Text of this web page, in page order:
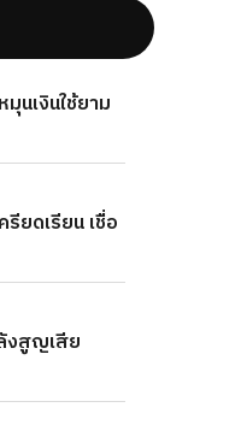
นเงินใช้ยาม
ยดเรียน เชื่อ
งสูญเสีย